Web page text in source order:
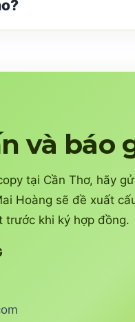
và báo
tại Cần Thơ, hãy
Hoàng sẽ đề xuất
trước khi ký hợp đồng.